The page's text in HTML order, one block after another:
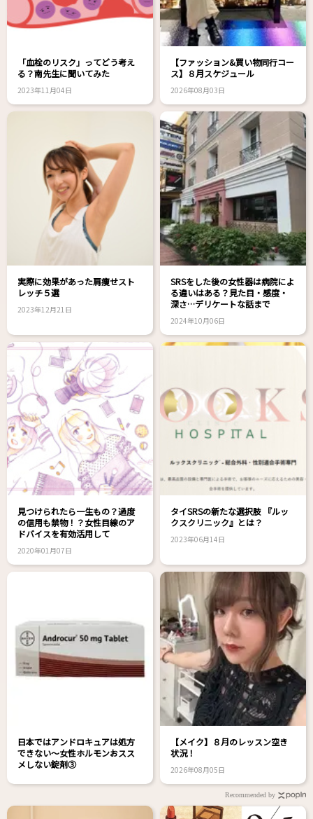
「血栓のリスク」ってどう考え
る？南先生に聞いてみた
2023年11月04日
【ファッション&買い物同行コー
ス】８月スケジュール
2026年08月03日
実際に効果があった肩痩せスト
レッチ５選
2023年12月21日
SRSをした後の女性器は病院によ
る違いはある？見た目・感度・
深さ…デリケートな話まで
2024年10月06日
見つけられたら一生もの？過度
の信用も禁物！？女性目線のア
ドバイスを有効活用して
2020年01月07日
タイSRSの新たな選択肢 『ルッ
クスクリニック』とは？
2023年06月14日
日本ではアンドロキュアは処方
できない～女性ホルモンおスス
メしない錠剤③
【メイク】８月のレッスン空き
状況！
2026年08月05日
Recommended by